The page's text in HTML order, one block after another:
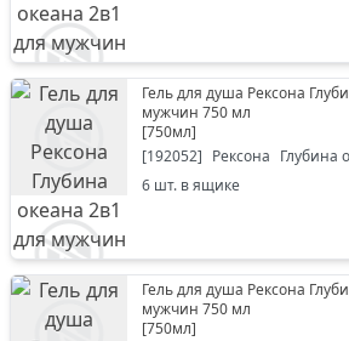
Гель для душа Рексона
мужчин 750 мл
[750мл]
[192052] Рексона Глубина
6 шт. в ящике
Гель для душа Рексона
мужчин 750 мл
[750мл]